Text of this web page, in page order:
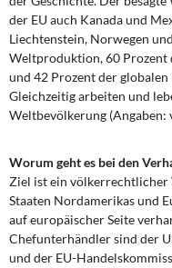
Institut
Rosa-Luxemburg-
Über mich
der EU auch Kanada und
Liechtenstein, Norwegen
Weltproduktion, 60 Prozent
und 42 Prozent der
Gleichzeitig arbeiten und
Weltbevölkerung
Worum geht es bei den
Ziel ist ein völkerrechtlicher
Staaten Nordamerikas und
auf europäischer Seite
Chefunterhändler sind der
und der EU-